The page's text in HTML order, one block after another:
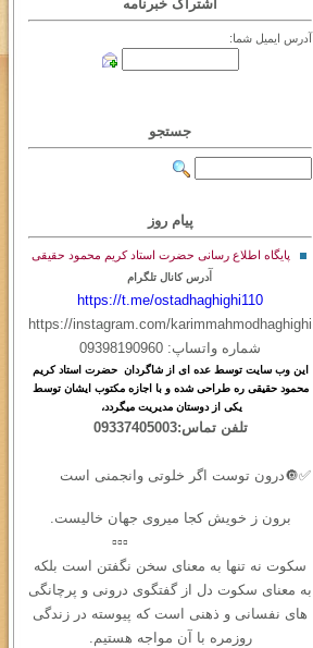
اشتراک خبرنامه
آدرس ایمیل شما:
جستجو
پیام روز
پایگاه اطلاع رسانی حضرت استاد کریم محمود حقیقی
آدرس کانال تلگرام
https://t.me/ostadhaghighi110
https://instagram.com/karimmahmodhaghighi
شماره واتساپ: 09398190960
اینوب سایت توسطعده ای از شاگردان حضرت استاد کریم
محمود حقیقی ره طراحی شده و با اجازه مکتوب ایشان توسط
یکی از دوستان مدیریت میگردد،
تلفن تماس:09337405003
✅🔘درون توست اگر خلوتی وانجمنی است
برون ز خویش کجا میروی جهان خالیست.
▫️▫️▫️
سکوت نه ‌تنها به معنای سخن نگفتن است بلکه
به معنای سکوت دل از گفتگوی درونی و ‌پرچانگی
های نفسانی و ذهنی است که پیوسته در زندگی
روزمره با آن مواجه هستیم.